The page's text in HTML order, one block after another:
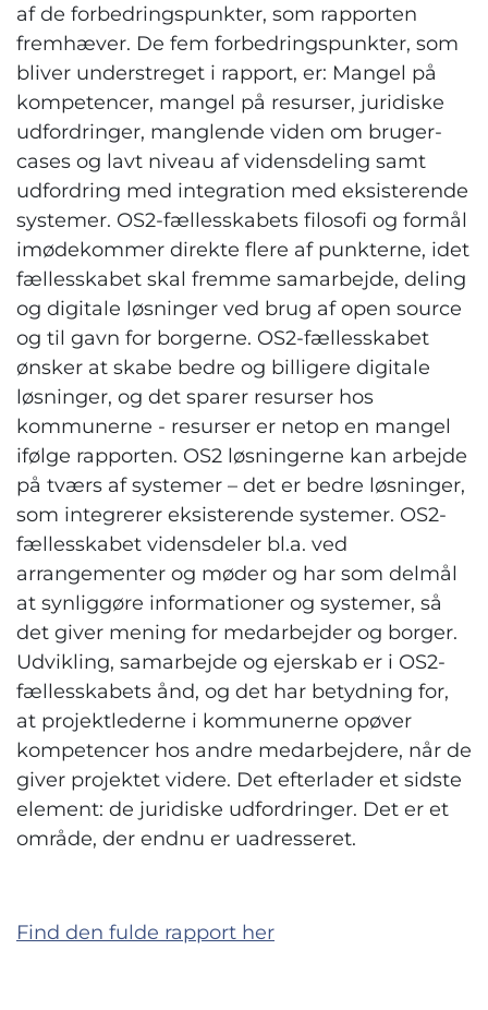
af de forbedringspunkter, som rapporten
fremhæver. De fem forbedringspunkter, som
bliver understreget i rapport, er: Mangel på
kompetencer, mangel på resurser, juridiske
udfordringer, manglende viden om bruger-
cases og lavt niveau af vidensdeling samt
udfordring med integration med eksisterende
systemer. OS2-fællesskabets filosofi og formål
imødekommer direkte flere af punkterne, idet
fællesskabet skal fremme samarbejde, deling
og digitale løsninger ved brug af open source
og til gavn for borgerne. OS2-fællesskabet
ønsker at skabe bedre og billigere digitale
løsninger, og det sparer resurser hos
kommunerne - resurser er netop en mangel
ifølge rapporten. OS2 løsningerne kan arbejde
på tværs af systemer – det er bedre løsninger,
som integrerer eksisterende systemer. OS2-
fællesskabet vidensdeler bl.a. ved
arrangementer og møder og har som delmål
at synliggøre informationer og systemer, så
det giver mening for medarbejder og borger.
Udvikling, samarbejde og ejerskab er i OS2-
fællesskabets ånd, og det har betydning for,
at projektlederne i kommunerne opøver
kompetencer hos andre medarbejdere, når de
giver projektet videre. Det efterlader et sidste
element: de juridiske udfordringer. Det er et
område, der endnu er uadresseret.
Find den fulde rapport her